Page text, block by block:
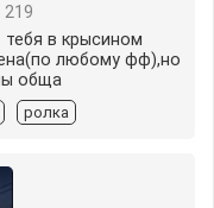
219
тебя в крысином
любому фф),но
обща
ролка